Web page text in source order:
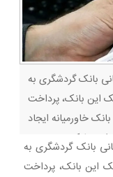
۳۰ میلیون تومانی بانک گردشگری به
این بانک، پرداخت
خاورمیانه ایجاد
بانک هستند بر
اساس کارکرد حساب‌شان، وام بدون ضامن ۳۰ میلیون تومانی
تومانی بانک گردشگری به
این بانک، پرداخت